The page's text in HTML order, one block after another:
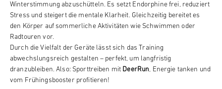
Winterstimmung abzuschütteln. Es setzt Endorphine frei, reduziert
Stress und steigert die mentale Klarheit. Gleichzeitig bereitet es
den Körper auf sommerliche Aktivitäten wie Schwimmen oder
Radtouren vor.
Durch die Vielfalt der Geräte lässt sich das Training
abwechslungsreich gestalten – perfekt, um langfristig
dranzubleiben. Also: Sporttreiben mit DeerRun, Energie tanken und
vom Frühingsbooster profitieren!